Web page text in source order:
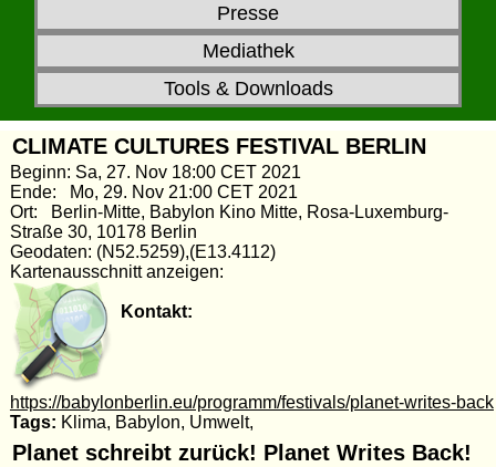
Presse
Mediathek
Tools & Downloads
CLIMATE CULTURES FESTIVAL BERLIN
Beginn: Sa, 27. Nov 18:00 CET 2021
Ende: Mo, 29. Nov 21:00 CET 2021
Ort: Berlin-Mitte, Babylon Kino Mitte, Rosa-Luxemburg-
Straße 30, 10178 Berlin
Geodaten: (N52.5259),(E13.4112)
Kartenausschnitt anzeigen:
Kontakt:
https://babylonberlin.eu/programm/festivals/planet-writes-back
Tags: Klima, Babylon, Umwelt,
Planet schreibt zurück! Planet Writes Back!